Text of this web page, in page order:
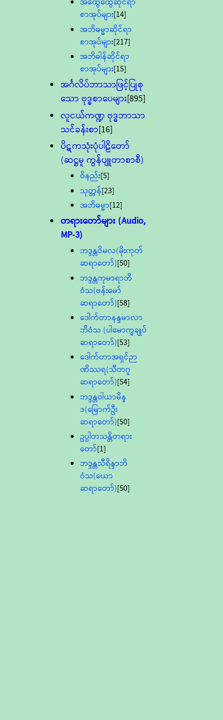
စာအုပ်များ[14]
အဘိဓမ္မာဆိုင်ရာ
စာအုပ်များ[217]
အဘိဓါန်ဆိုင်ရာ
စာအုပ်များ[15]
အင်္ဂလိပ်ဘာသာဖြင့်ပြုစု
သော ဗုဒ္ဓစာပေများ[895]
လူငယ်ကဏ္ဍ ဗုဒ္ဓဘာသာ
သင်ခန်းစာ[16]
ပိဋကသုံးပုံပါဠိတော်
(ဆဋ္ဌမူ ကွန်ပျူတာစာစီ)
ဝိနည်း[5]
သုတ္တန်[23]
အဘိဓမ္မာ[12]
တရားတော်များ (Audio,
MP-3)
ဘဒ္ဒန္တဝိမလ(မိုးကုတ်
ဆရာတော်)[50]
ဘဒ္ဒန္တကုမာရာဘိ
ဝံသ(ဗန်းမော်
ဆရာတော်)[58]
ဒေါက်တာနန္ဒမာလာ
ဘိဝံသ (ပါမောက္ခချုပ်
ဆရာတော်)[53]
ဒေါက်တာအရှင်ဉာ
ဏိဿရ(သီတဂူ
ဆရာတော်)[54]
ဘဒ္ဒန္တဝါယာမိန္
ဒ(မြောက်ဦး
ဆရာတော်)[50]
ဥပ္ပါတသန္တိတရား
တော်[1]
ဘဒ္ဒန္တသီရိန္ဒာဘိ
ဝံသ(ယော
ဆရာတော်)[50]